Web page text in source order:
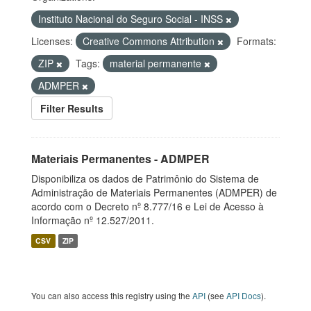
Instituto Nacional do Seguro Social - INSS
Licenses:
Creative Commons Attribution
Formats:
ZIP
Tags:
material permanente
ADMPER
Filter Results
Materiais Permanentes - ADMPER
Disponibiliza os dados de Patrimônio do Sistema de
Administração de Materiais Permanentes (ADMPER) de
acordo com o Decreto nº 8.777/16 e Lei de Acesso à
Informação nº 12.527/2011.
CSV ZIP
You can also access this registry using the API (see API Docs).